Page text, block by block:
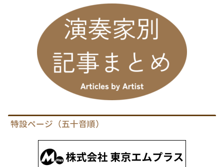
特設ページ（五十音順）